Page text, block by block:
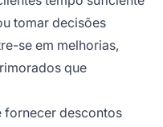
tomar decisões
se em melhorias,
que
fornecer descontos